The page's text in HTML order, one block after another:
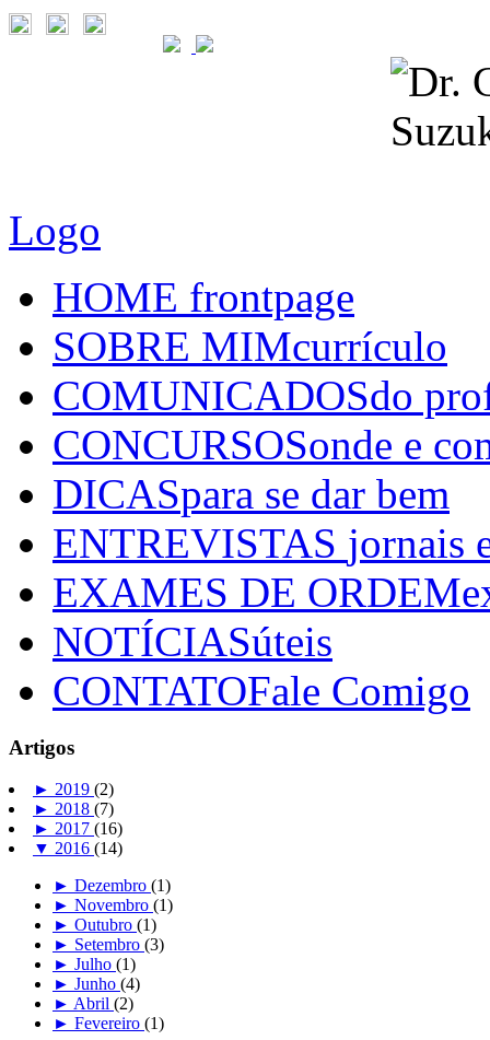
Logo
HOME frontpage
SOBRE MIMcurrículo
COMUNICADOSdo
CONCURSOSonde e
DICASpara se dar bem
ENTREVISTAS jornais
EXAMES DE ORDEM
NOTÍCIASúteis
CONTATOFale Comigo
Artigos
► 2019 (2)
► 2018 (7)
► 2017 (16)
▼ 2016 (14)
► Dezembro (1)
► Novembro (1)
► Outubro (1)
► Setembro (3)
► Julho (1)
► Junho (4)
► Abril (2)
► Fevereiro (1)